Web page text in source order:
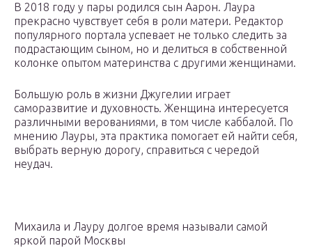
В 2018 году у пары родился сын Аарон. Лаура
прекрасно чувствует себя в роли матери. Редактор
популярного портала успевает не только следить за
подрастающим сыном, но и делиться в собственной
колонке опытом материнства с другими женщинами.
Большую роль в жизни Джугелии играет
саморазвитие и духовность. Женщина интересуется
различными верованиями, в том числе каббалой. По
мнению Лауры, эта практика помогает ей найти себя,
выбрать верную дорогу, справиться с чередой
неудач.
Михаила и Лауру долгое время называли самой
яркой парой Москвы